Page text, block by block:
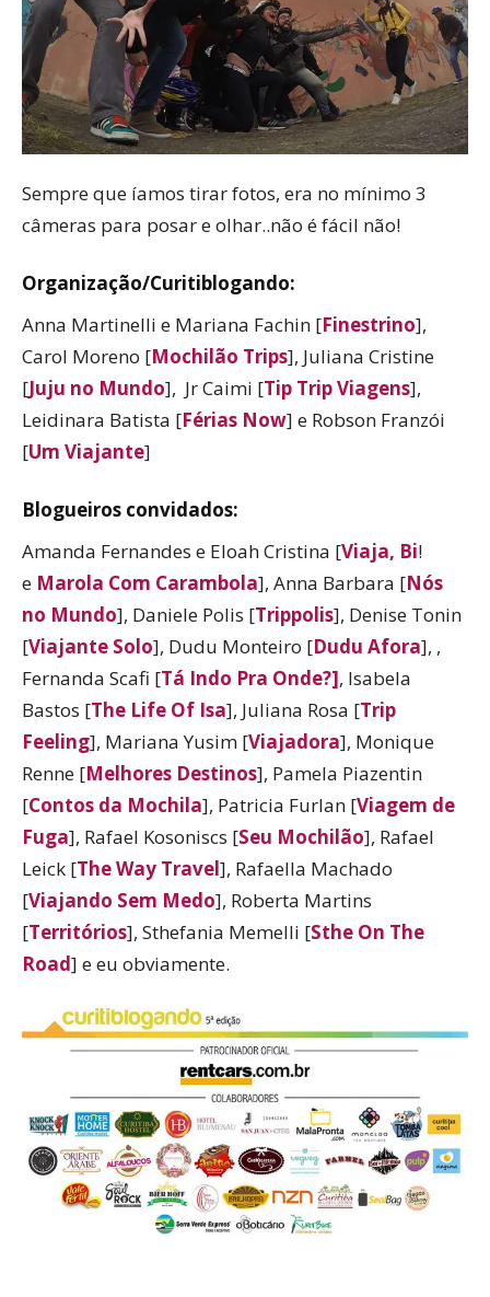
Sempre que íamos tirar fotos, era no mínimo 3
câmeras para posar e olhar..não é fácil não!
Organização/Curitiblogando:
Anna Martinelli e Mariana Fachin [Finestrino],
Carol Moreno [Mochilão Trips], Juliana Cristine
[Juju no Mundo], Jr Caimi [Tip Trip Viagens],
Leidinara Batista [Férias Now] e Robson Franzói
[Um Viajante]
Blogueiros convidados:
Amanda Fernandes e Eloah Cristina [Viaja, Bi!
e Marola Com Carambola], Anna Barbara [Nós
no Mundo], Daniele Polis [Trippolis], Denise Tonin
[Viajante Solo], Dudu Monteiro [Dudu Afora], ,
Fernanda Scafi [Tá Indo Pra Onde?], Isabela
Bastos [The Life Of Isa], Juliana Rosa [Trip
Feeling], Mariana Yusim [Viajadora], Monique
Renne [Melhores Destinos], Pamela Piazentin
[Contos da Mochila], Patricia Furlan [Viagem de
Fuga], Rafael Kosoniscs [Seu Mochilão], Rafael
Leick [The Way Travel], Rafaella Machado
[Viajando Sem Medo], Roberta Martins
[Territórios], Sthefania Memelli [Sthe On The
Road] e eu obviamente.